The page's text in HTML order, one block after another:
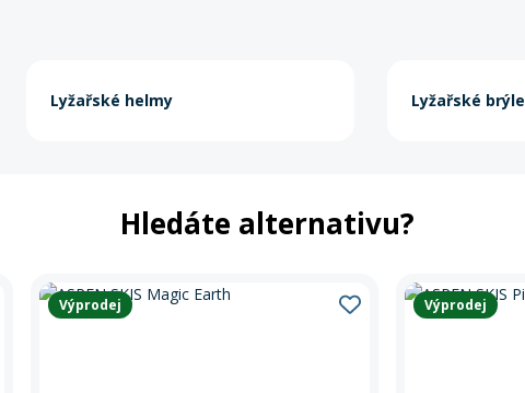
Lyžařské helmy Lyžařské brýle
Hledáte alternativu?
Výprodej Výprodej